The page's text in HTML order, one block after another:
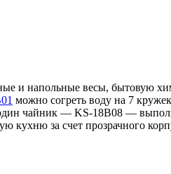
и напольные весы, бытовую
можно согреть воду на 7
чайник — KS-18B08 —
за счет прозрачного